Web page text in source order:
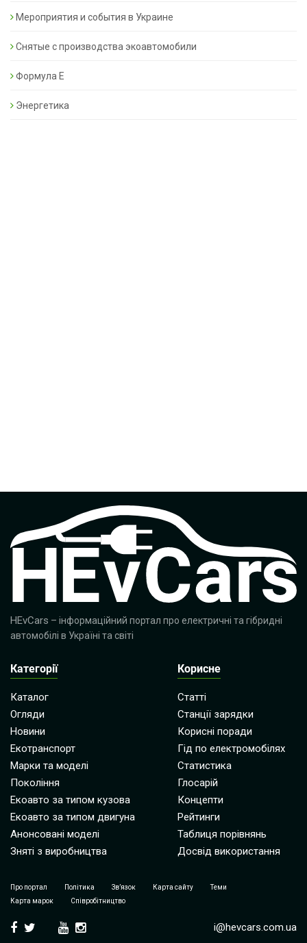
Мероприятия и события в Украине
Снятые с производства экоавтомобили
Формула Е
Энергетика
HEvCars – інформаційний портал про електричні та гібридні
автомобілі в Україні та світі
Категорії
Каталог
Огляди
Новини
Екотранспорт
Марки та моделі
Покоління
Екоавто за типом кузова
Екоавто за типом двигуна
Анонсовані моделі
Зняті з виробництва
Корисне
Статті
Станції зарядки
Корисні поради
Гід по електромобілях
Статистика
Глосарій
Концепти
Рейтинги
Таблиця порівнянь
Досвід використання
Про портал Політика Зв’язок Карта сайту
Теми
Карта марок
Співробітництво
i@hevcars.com.ua